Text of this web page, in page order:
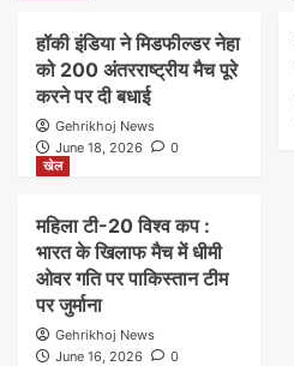
हॉकी इंडिया ने मिडफील्डर नेहा
को 200 अंतरराष्ट्रीय मैच पूरे
करने पर दी बधाई
Gehrikhoj News
June 18, 2026
0
खेल
महिला टी-20 विश्व कप :
भारत के खिलाफ मैच में धीमी
ओवर गति पर पाकिस्तान टीम
पर जुर्माना
Gehrikhoj News
June 16, 2026
0